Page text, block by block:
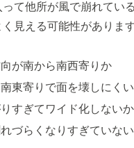
て他所が風で崩れている
見える可能性があります
が南から南西寄りか
東寄りで面を壊しにく
すぎてワイド化しないか
づらくなりすぎていな